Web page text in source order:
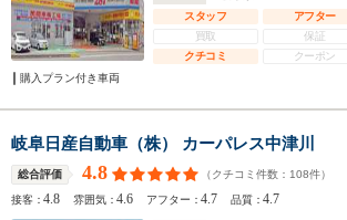
スタッフ
アフター
買取
保証
クチコミ
クーポン
購入プラン付き車両
岐阜日産自動車（株） カーパレス中津川
総合評価 4.8 （クチコミ件数： 108件）
接客：4.8 雰囲気：4.6 アフター：4.7 品質：4.7